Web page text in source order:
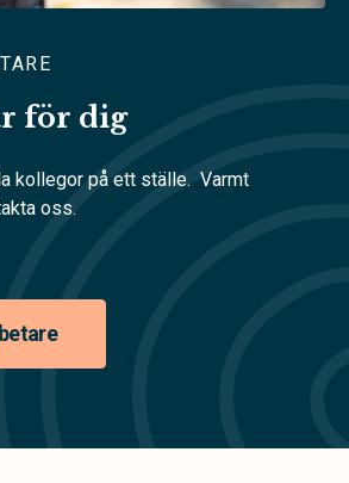
för dig
kollegor på ett ställe. Varmt
oss.